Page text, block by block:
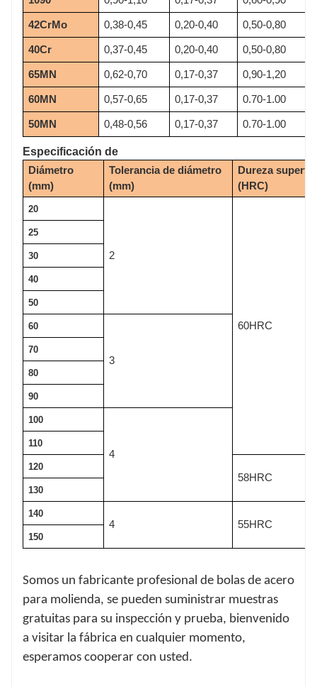
42CrMo 0,38-0,45 0,20-0,40 0,50-0,80
40Cr 0,37-0,45 0,20-0,40 0,50-0,80
65MN 0,62-0,70 0,17-0,37 0,90-1,20
60MN 0,57-0,65 0,17-0,37 0.70-1.00
50MN 0,48-0,56 0,17-0,37 0.70-1.00
Especificación de
Diámetro
(mm)
Tolerancia de diámetro
(mm)
Dureza
(HRC)
20
2
60HRC
25
30
40
50
60
3
70
80
90
100
4
110
120
58HRC
130
140
4 55HRC
150
Somos un fabricante profesional de bolas de acero
para molienda, se pueden suministrar muestras
gratuitas para su inspección y prueba, bienvenido
a visitar la fábrica en cualquier momento,
esperamos cooperar con usted.